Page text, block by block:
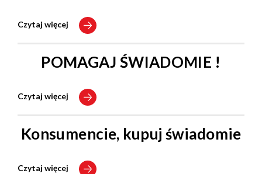
Czytaj więcej
POMAGAJ ŚWIADOMIE !
Czytaj więcej
Konsumencie, kupuj świadomie
Czytaj więcej